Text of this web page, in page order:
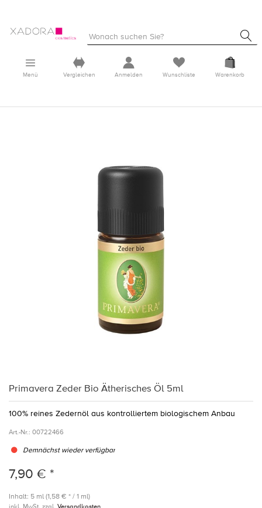
Menü Vergleichen Anmelden Wunschliste Warenkorb
Primavera Zeder Bio Ätherisches Öl 5ml
100% reines Zedernöl aus kontrolliertem biologischem Anbau
Art.-Nr.: 00722466
Demnächst wieder verfügbar
7,90 € *
Inhalt: 5 ml (1,58 € * / 1 ml)
inkl. MwSt. zzgl. Versandkosten